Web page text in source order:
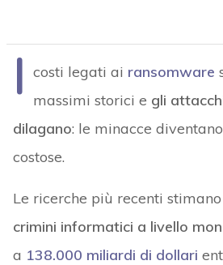
I costi legati ai ransomware
massimi storici e gli
dilagano: le minacce
costose.
Le ricerche più recenti
crimini informatici a livello
a 138.000 miliardi di dollari